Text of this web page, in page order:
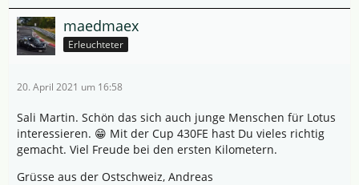
maedmaex
Erleuchteter
20. April 2021 um 16:58
Sali Martin. Schön das sich auch junge Menschen für Lotus
interessieren. 😁 Mit der Cup 430FE hast Du vieles richtig
gemacht. Viel Freude bei den ersten Kilometern.
Grüsse aus der Ostschweiz, Andreas